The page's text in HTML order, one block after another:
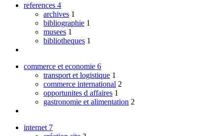
references 4
archives 1
bibliographie 1
musees 1
bibliotheques 1
commerce et economie 6
transport et logistique 1
commerce international 2
opportunites d affaires 1
gastronomie et alimentation 2
internet 7